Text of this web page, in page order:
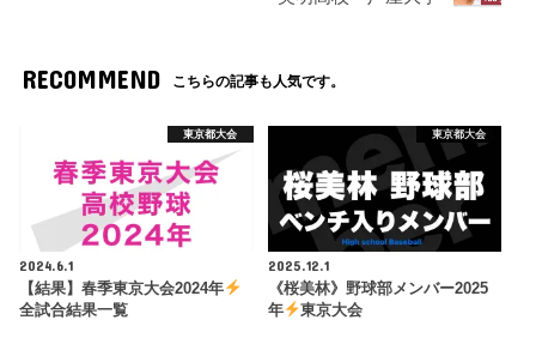
RECOMMEND こちらの記事も人気です。
東京都大会
2024.6.1
【結果】春季東京大会2024年
全試合結果一覧
東京都大会
2025.12.1
《桜美林》野球部メンバー2025
年
東京大会